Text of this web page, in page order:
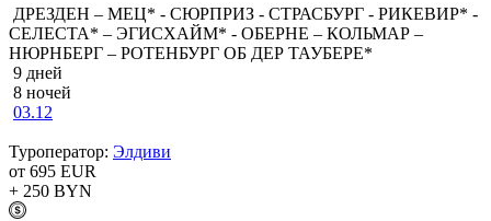
ДРЕЗДЕН – МЕЦ* - СЮРПРИЗ - СТРАСБУРГ - РИКЕВИР* -
СЕЛЕСТА* – ЭГИСХАЙМ* - ОБЕРНЕ – КОЛЬМАР –
НЮРНБЕРГ – РОТЕНБУРГ ОБ ДЕР ТАУБЕРЕ*
9 дней
8 ночей
03.12
Туроператор: Элдиви
от 695 EUR
+ 250 BYN